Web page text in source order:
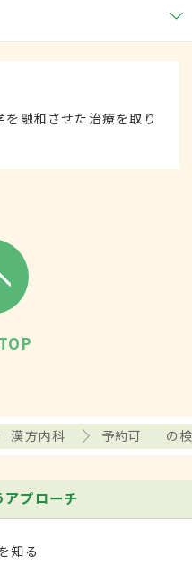
融和させた治療を取り
漢方内科 予約可 の
アプローチ
知る